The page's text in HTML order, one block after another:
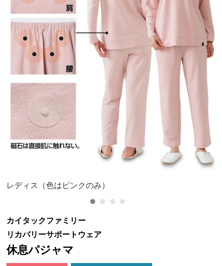
レディス（色はピンクのみ）
カイタックファミリー
リカバリーサポートウェア
休息パジャマ